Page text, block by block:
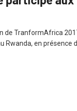
de TranformAfrica
Rwanda, en présence